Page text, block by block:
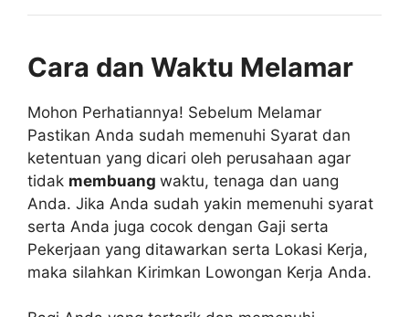
Cara dan Waktu Melamar
Mohon Perhatiannya! Sebelum Melamar
Pastikan Anda sudah memenuhi Syarat dan
ketentuan yang dicari oleh perusahaan agar
tidak membuang waktu, tenaga dan uang
Anda. Jika Anda sudah yakin memenuhi syarat
serta Anda juga cocok dengan Gaji serta
Pekerjaan yang ditawarkan serta Lokasi Kerja,
maka silahkan Kirimkan Lowongan Kerja Anda.